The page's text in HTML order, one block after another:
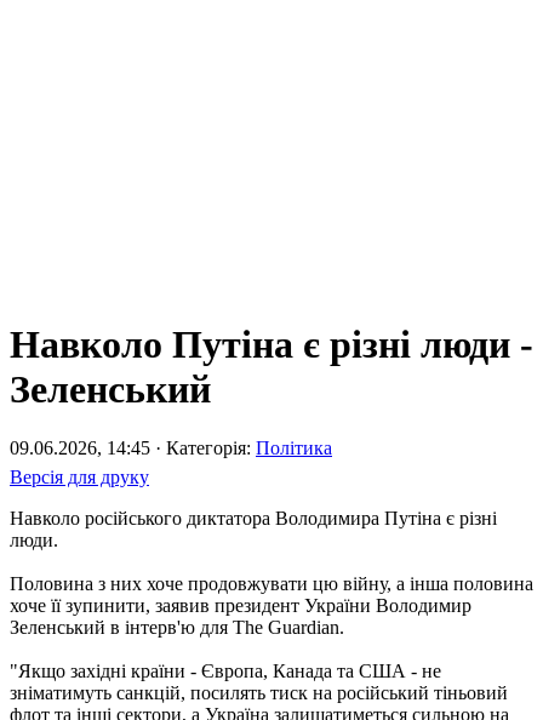
Навколо Путіна є різні люди -
Зеленський
09.06.2026, 14:45 · Категорія: Політика
Версія для друку
Навколо російського диктатора Володимира Путіна є різні
люди.
Половина з них хоче продовжувати цю війну, а інша половина
хоче її зупинити, заявив президент України Володимир
Зеленський в інтерв'ю для The Guardian.
"Якщо західні країни - Європа, Канада та США - не
зніматимуть санкцій, посилять тиск на російський тіньовий
флот та інші сектори, а Україна залишатиметься сильною на